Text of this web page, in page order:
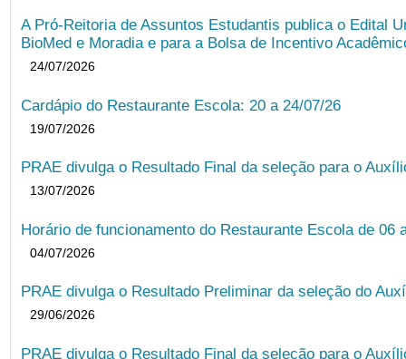
A Pró-Reitoria de Assuntos Estudantis publica o Edital
BioMed e Moradia e para a Bolsa de Incentivo
24/07/2026
Cardápio do Restaurante Escola: 20 a 24/07/26
19/07/2026
PRAE divulga o Resultado Final da seleção para o
13/07/2026
Horário de funcionamento do Restaurante Escola de 06
04/07/2026
PRAE divulga o Resultado Preliminar da seleção do
29/06/2026
PRAE divulga o Resultado Final da seleção para o